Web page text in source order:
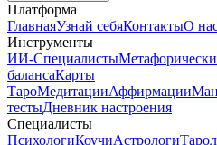
Платформа
ГлавнаяУзнай себяКонтактыО
Инструменты
ИИ-Специалисты
балансаКарты
ТароМедитацииАффирмации
тестыДневник настроения
Специалисты
ПсихологиКоучиАстрологи